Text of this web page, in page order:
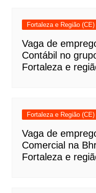
Fortaleza e Região (CE)
Vaga de
Contábil no
Fortaleza e
Fortaleza e Região (CE)
Vaga de
Comercial na
Fortaleza e